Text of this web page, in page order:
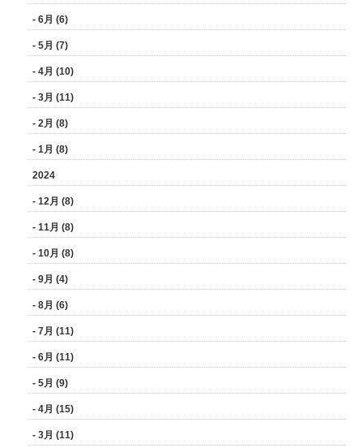
- 6月 (6)
- 5月 (7)
- 4月 (10)
- 3月 (11)
- 2月 (8)
- 1月 (8)
2024
- 12月 (8)
- 11月 (8)
- 10月 (8)
- 9月 (4)
- 8月 (6)
- 7月 (11)
- 6月 (11)
- 5月 (9)
- 4月 (15)
- 3月 (11)